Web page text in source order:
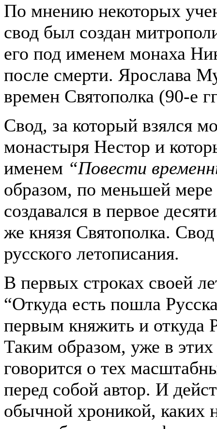
По мнению некоторых
свод был создан
его под именем монаха
после смерти. Ярослава
времен Святополка (90-е
Свод, за который взялся
монастыря Нестор и
именем “Повести
образом, по меньшей
создавался в первое
же князя Святополка.
русского летописания.
В первых строках своей
“Откуда есть пошла
первым княжить и откуда
Таким образом, уже в
говорится о тех
перед собой автор. И
обычной хроникой, каких